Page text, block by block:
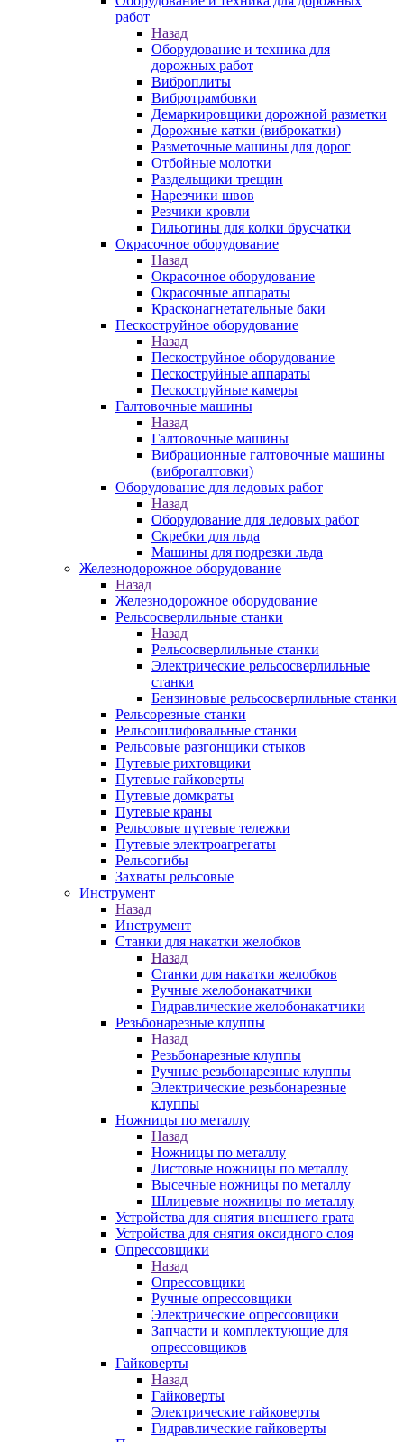
работ
Назад
Оборудование и техника для
дорожных работ
Виброплиты
Вибротрамбовки
Демаркировщики дорожной разметки
Дорожные катки (виброкатки)
Разметочные машины для дорог
Отбойные молотки
Раздельщики трещин
Нарезчики швов
Резчики кровли
Гильотины для колки брусчатки
Окрасочное оборудование
Назад
Окрасочное оборудование
Окрасочные аппараты
Красконагнетательные баки
Пескоструйное оборудование
Назад
Пескоструйное оборудование
Пескоструйные аппараты
Пескоструйные камеры
Галтовочные машины
Назад
Галтовочные машины
Вибрационные галтовочные машины
(виброгалтовки)
Оборудование для ледовых работ
Назад
Оборудование для ледовых работ
Скребки для льда
Машины для подрезки льда
Железнодорожное оборудование
Назад
Железнодорожное оборудование
Рельсосверлильные станки
Назад
Рельсосверлильные станки
Электрические рельсосверлильные
станки
Бензиновые рельсосверлильные станки
Рельсорезные станки
Рельсошлифовальные станки
Рельсовые разгонщики стыков
Путевые рихтовщики
Путевые гайковерты
Путевые домкраты
Путевые краны
Рельсовые путевые тележки
Путевые электроагрегаты
Рельсогибы
Захваты рельсовые
Инструмент
Назад
Инструмент
Станки для накатки желобков
Назад
Станки для накатки желобков
Ручные желобонакатчики
Гидравлические желобонакатчики
Резьбонарезные клуппы
Назад
Резьбонарезные клуппы
Ручные резьбонарезные клуппы
Электрические резьбонарезные
клуппы
Ножницы по металлу
Назад
Ножницы по металлу
Листовые ножницы по металлу
Высечные ножницы по металлу
Шлицевые ножницы по металлу
Устройства для снятия внешнего грата
Устройства для снятия оксидного слоя
Опрессовщики
Назад
Опрессовщики
Ручные опрессовщики
Электрические опрессовщики
Запчасти и комплектующие для
опрессовщиков
Гайковерты
Назад
Гайковерты
Электрические гайковерты
Гидравлические гайковерты